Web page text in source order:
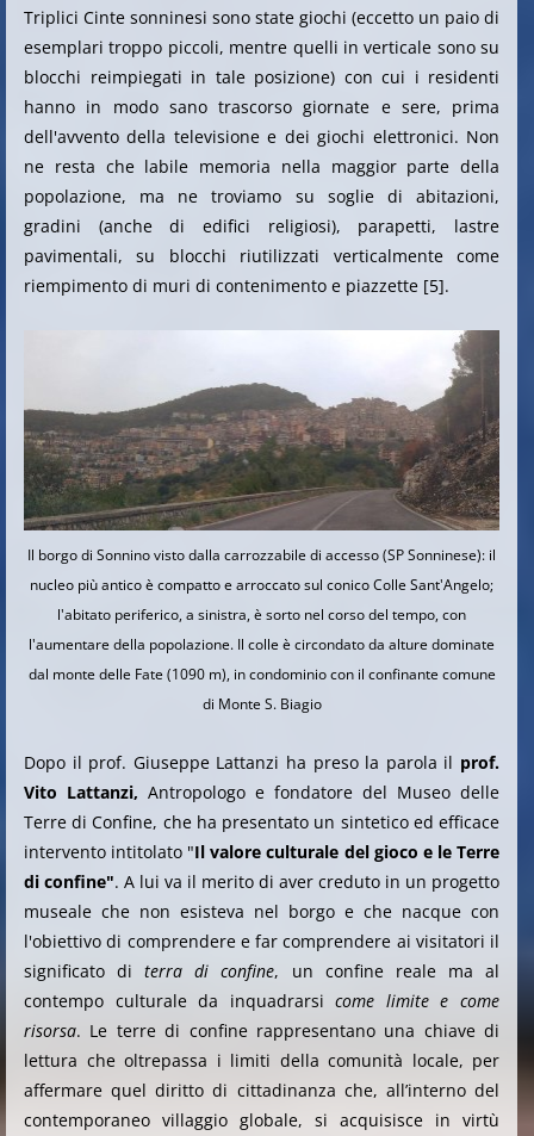
Triplici Cinte sonninesi sono state giochi (eccetto un paio di
esemplari troppo piccoli, mentre quelli in verticale sono su
blocchi reimpiegati in tale posizione) con cui i residenti
hanno in modo sano trascorso giornate e sere, prima
dell'avvento della televisione e dei giochi elettronici. Non
ne resta che labile memoria nella maggior parte della
popolazione, ma ne troviamo su soglie di abitazioni,
gradini (anche di edifici religiosi), parapetti, lastre
pavimentali, su blocchi riutilizzati verticalmente come
riempimento di muri di contenimento e piazzette [5].
Il borgo di Sonnino visto dalla carrozzabile di accesso (SP Sonninese): il
nucleo più antico è compatto e arroccato sul conico Colle Sant'Angelo;
l'abitato periferico, a sinistra, è sorto nel corso del tempo, con
l'aumentare della popolazione. Il colle è circondato da alture dominate
dal monte delle Fate (1090 m), in condominio con il confinante comune
di Monte S. Biagio
Dopo il prof. Giuseppe Lattanzi ha preso la parola il prof.
Vito Lattanzi, Antropologo e fondatore del Museo delle
Terre di Confine, che ha presentato un sintetico ed efficace
intervento intitolato "Il valore culturale del gioco e le Terre
di confine". A lui va il merito di aver creduto in un progetto
museale che non esisteva nel borgo e che nacque con
l'obiettivo di comprendere e far comprendere ai visitatori il
significato diterra di confine, un confine reale ma al
contempo culturale da inquadrarsicome limite e come
risorsa. Le terre di confine rappresentano una chiave di
lettura che oltrepassa i limiti della comunità locale, per
affermare quel diritto di cittadinanza che, all’interno del
contemporaneo villaggio globale, si acquisisce in virtù